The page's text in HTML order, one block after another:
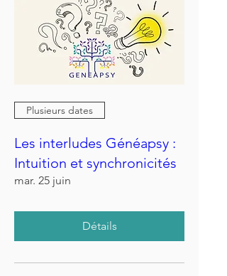
Plusieurs dates
Les interludes Généapsy :
Intuition et synchronicités
mar. 25 juin
Détails